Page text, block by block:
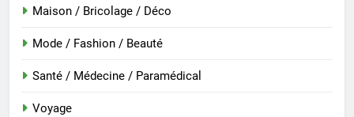
Maison / Bricolage / Déco
Mode / Fashion / Beauté
Santé / Médecine / Paramédical
Voyage